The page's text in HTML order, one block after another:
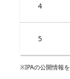
4
5
※IPAの​公開情報